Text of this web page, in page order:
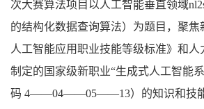
次大赛算法项目以人工智能垂直领域
的结构化数据查询算法）为题目，聚
人工智能应用职业技能等级标准》和
制定的国家级新职业“生成式人工智能
码 4——04——05——13）的知识和技能